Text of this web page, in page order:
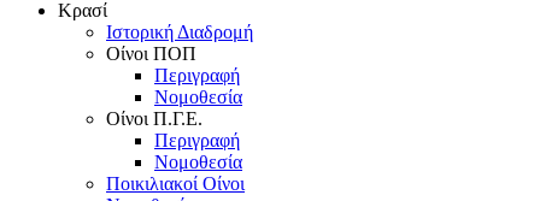
Κρασί
Iστορική Διαδρομή
Oίνοι ΠOΠ
Περιγραφή
Nομοθεσία
Oίνοι Π.Γ.E.
Περιγραφή
Νομοθεσία
Ποικιλιακοί Oίνοι